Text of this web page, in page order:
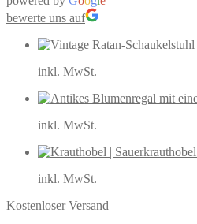
bewerte uns auf
inkl. MwSt.
inkl. MwSt.
inkl. MwSt.
Kostenloser Versand